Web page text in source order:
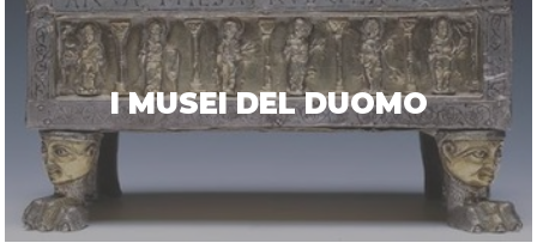
I MUSEI DEL DUOMO